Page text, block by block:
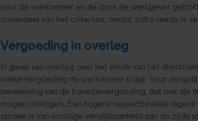
voor de werknemer en de door de werkgever
onderdeel van het criterium, omdat zulks reeds is
Vergoeding in overleg
In geval van overleg over het einde van het
welke vergoeding de werknemer krijgt. Voor
berekening van de transitievergoeding, dat ook als
mogen uitstijgen. Een hogere respectievelijk
sprake is van ernstige verwijtbaarheid aan de zijde